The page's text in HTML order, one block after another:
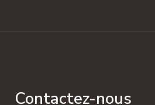
Contactez-nous